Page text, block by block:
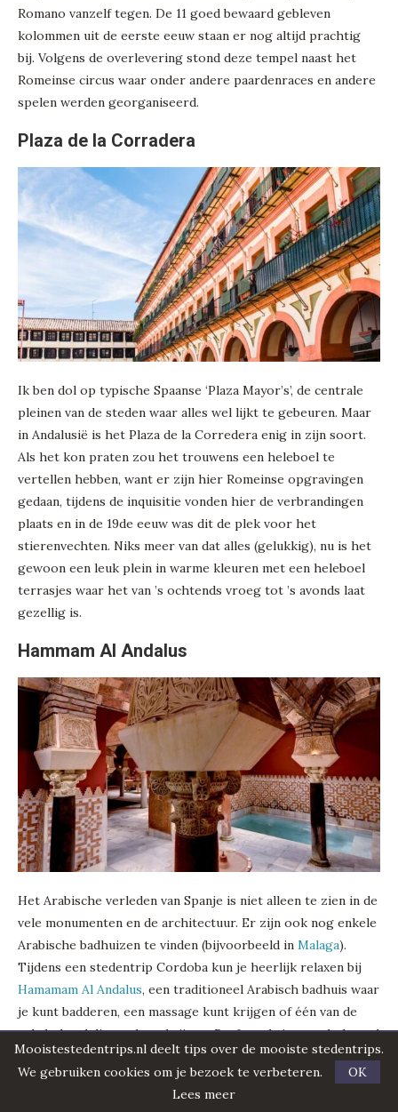
Romano vanzelf tegen. De 11 goed bewaard gebleven
kolommen uit de eerste eeuw staan er nog altijd prachtig
bij. Volgens de overlevering stond deze tempel naast het
Romeinse circus waar onder andere paardenraces en andere
spelen werden georganiseerd.
Plaza de la Corradera
Ik ben dol op typische Spaanse ‘Plaza Mayor’s’, de centrale
pleinen van de steden waar alles wel lijkt te gebeuren. Maar
in Andalusië is het Plaza de la Corredera enig in zijn soort.
Als het kon praten zou het trouwens een heleboel te
vertellen hebben, want er zijn hier Romeinse opgravingen
gedaan, tijdens de inquisitie vonden hier de verbrandingen
plaats en in de 19de eeuw was dit de plek voor het
stierenvechten. Niks meer van dat alles (gelukkig), nu is het
gewoon een leuk plein in warme kleuren met een heleboel
terrasjes waar het van ’s ochtends vroeg tot ’s avonds laat
gezellig is.
Hammam Al Andalus
Het Arabische verleden van Spanje is niet alleen te zien in de
vele monumenten en de architectuur. Er zijn ook nog enkele
Arabische badhuizen te vinden (bijvoorbeeld in Malaga).
Tijdens een stedentrip Cordoba kun je heerlijk relaxen bij
Hamamam Al Andalus, een traditioneel Arabisch badhuis waar
je kunt badderen, een massage kunt krijgen of één van de
vele behandelingen kunt krijgen. Perfect als je even helemaal
wilt bijkomen.
Museo Arqueológico de Córdoba
Mooistestedentrips.nl deelt tips over de mooiste stedentrips.
We gebruiken cookies om je bezoek te verbeteren.
OK
Lees meer